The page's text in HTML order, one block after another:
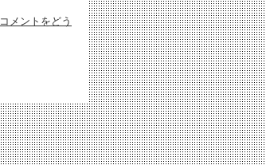
コメントをどう